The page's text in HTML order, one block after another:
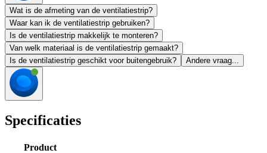
Wat is de afmeting van de ventilatiestrip?
Waar kan ik de ventilatiestrip gebruiken?
Is de ventilatiestrip makkelijk te monteren?
Van welk materiaal is de ventilatiestrip gemaakt?
Is de ventilatiestrip geschikt voor buitengebruik?
Andere vraag...
Specificaties
Product